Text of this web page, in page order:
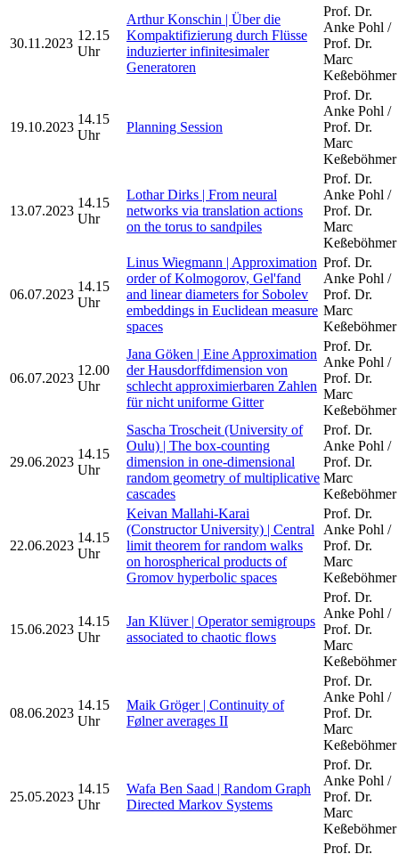
30.11.2023
12.15
Uhr
Arthur Konschin | Über die
Kompaktifizierung durch Flüsse
induzierter infinitesimaler
Generatoren
Prof. Dr.
Anke Pohl /
Prof. Dr.
Marc
Keßeböhmer
19.10.2023
14.15
Uhr
Planning Session
Prof. Dr.
Anke Pohl /
Prof. Dr.
Marc
Keßeböhmer
13.07.2023
14.15
Uhr
Lothar Dirks | From neural
networks via translation actions
on the torus to sandpiles
Prof. Dr.
Anke Pohl /
Prof. Dr.
Marc
Keßeböhmer
06.07.2023
14.15
Uhr
Linus Wiegmann | Approximation
order of Kolmogorov, Gel'fand
and linear diameters for Sobolev
embeddings in Euclidean measure
spaces
Prof. Dr.
Anke Pohl /
Prof. Dr.
Marc
Keßeböhmer
06.07.2023
12.00
Uhr
Jana Göken | Eine Approximation
der Hausdorffdimension von
schlecht approximierbaren Zahlen
für nicht uniforme Gitter
Prof. Dr.
Anke Pohl /
Prof. Dr.
Marc
Keßeböhmer
29.06.2023
14.15
Uhr
Sascha Troscheit (University of
Oulu) | The box-counting
dimension in one-dimensional
random geometry of multiplicative
cascades
Prof. Dr.
Anke Pohl /
Prof. Dr.
Marc
Keßeböhmer
22.06.2023
14.15
Uhr
Keivan Mallahi-Karai
(Constructor University) | Central
limit theorem for random walks
on horospherical products of
Gromov hyperbolic spaces
Prof. Dr.
Anke Pohl /
Prof. Dr.
Marc
Keßeböhmer
15.06.2023
14.15
Uhr
Jan Klüver | Operator semigroups
associated to chaotic flows
Prof. Dr.
Anke Pohl /
Prof. Dr.
Marc
Keßeböhmer
08.06.2023
14.15
Uhr
Maik Gröger | Continuity of
Følner averages II
Prof. Dr.
Anke Pohl /
Prof. Dr.
Marc
Keßeböhmer
25.05.2023
14.15
Uhr
Wafa Ben Saad | Random Graph
Directed Markov Systems
Prof. Dr.
Anke Pohl /
Prof. Dr.
Marc
Keßeböhmer
Prof. Dr.